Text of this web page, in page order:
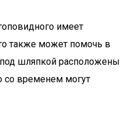
имеет
также может помочь в
шляпкой расположены
со временем могут